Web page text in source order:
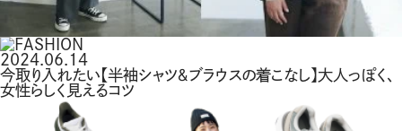
2024.06.14
今取り入れたい【半袖シャツ＆ブラウスの着こなし】大人っぽく、
女性らしく見えるコツ